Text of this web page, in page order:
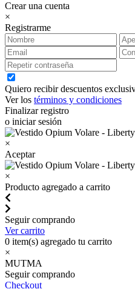
Crear una cuenta
×
Registrarme
Quiero recibir descuentos
Ver los términos y condiciones
Finalizar registro
o iniciar sesión
×
Aceptar
×
Producto agregado a carrito
Seguir comprando
Ver carrito
0 item(s) agregado tu carrito
×
MUTMA
Seguir comprando
Checkout